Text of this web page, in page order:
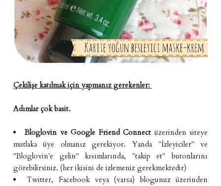
Çekilişe katılmak için yapmanız gerekenler:
Adımlar çok basit.
Bloglovin veGoogle Friend Connect üzerinden siteye
mutlaka üye olmanız gerekiyor. Yanda "İzleyiciler" ve
"Bloglovin'e gelin" kısımlarında, "takip et" butonlarını
görebilirsiniz. (her ikisini de izlemeniz gerekmektedir)
Twitter, Facebook veya (varsa) blogunuz üzerinden